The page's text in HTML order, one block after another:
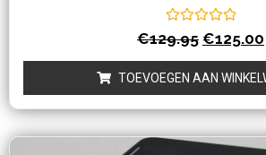
Waardering
0
uit
5
€129.95 €125.00
TOEVOEGEN AAN